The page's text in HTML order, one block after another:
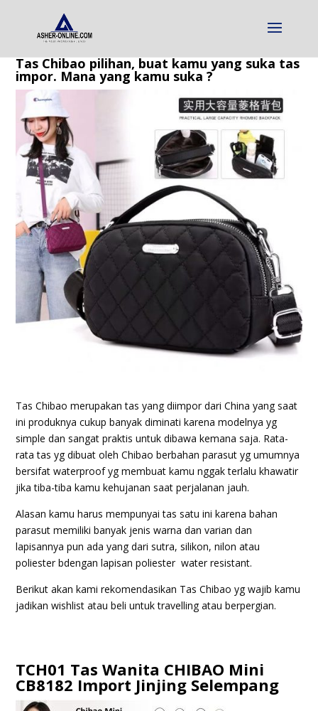
Tas Chibao pilihan, buat kamu yang suka tas
impor. Mana yang kamu suka ?
Tas Chibao merupakan tas yang diimpor dari China yang saat
ini produknya cukup banyak diminati karena modelnya yg
simple dan sangat praktis untuk dibawa kemana saja. Rata-
rata tas yg dibuat oleh Chibao berbahan parasut yg umumnya
bersifat waterproof yg membuat kamu nggak terlalu khawatir
jika tiba-tiba kamu kehujanan saat perjalanan jauh.
Alasan kamu harus mempunyai tas satu ini karena bahan
parasut memiliki banyak jenis warna dan varian dan
lapisannya pun ada yang dari sutra, silikon, nilon atau
poliester bdengan lapisan poliester water resistant.
Berikut akan kami rekomendasikan Tas Chibao yg wajib kamu
jadikan wishlist atau beli untuk travelling atau berpergian.
TCH01 Tas Wanita CHIBAO Mini
CB8182 Import Jinjing Selempang